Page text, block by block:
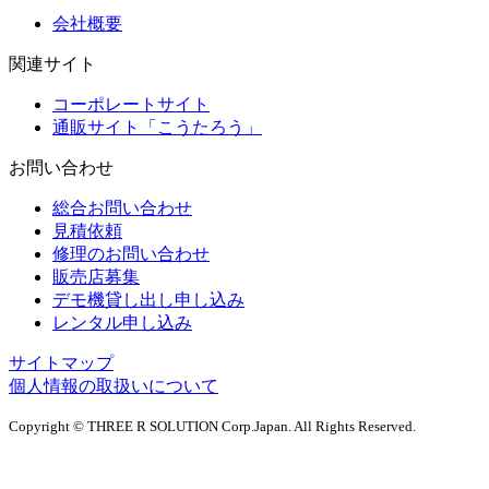
会社概要
関連サイト
コーポレートサイト
通販サイト「こうたろう」
お問い合わせ
総合お問い合わせ
見積依頼
修理のお問い合わせ
販売店募集
デモ機貸し出し申し込み
レンタル申し込み
サイトマップ
個人情報の取扱いについて
Copyright © THREE R SOLUTION Corp.Japan. All Rights Reserved.